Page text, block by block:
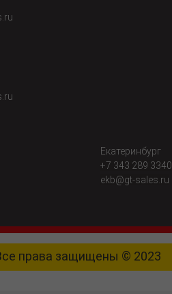
Екатеринбург
+7 343 289 3340
ekb@gt-sales.ru
права защищены © 2023